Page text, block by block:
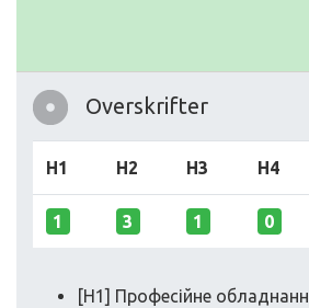
Overskrifter
H1 H2 H3 H4
1 3 1 0
[H1] Професійне